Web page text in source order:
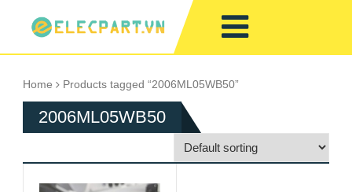
Home Products tagged “2006ML05WB50”
2006ML05WB50